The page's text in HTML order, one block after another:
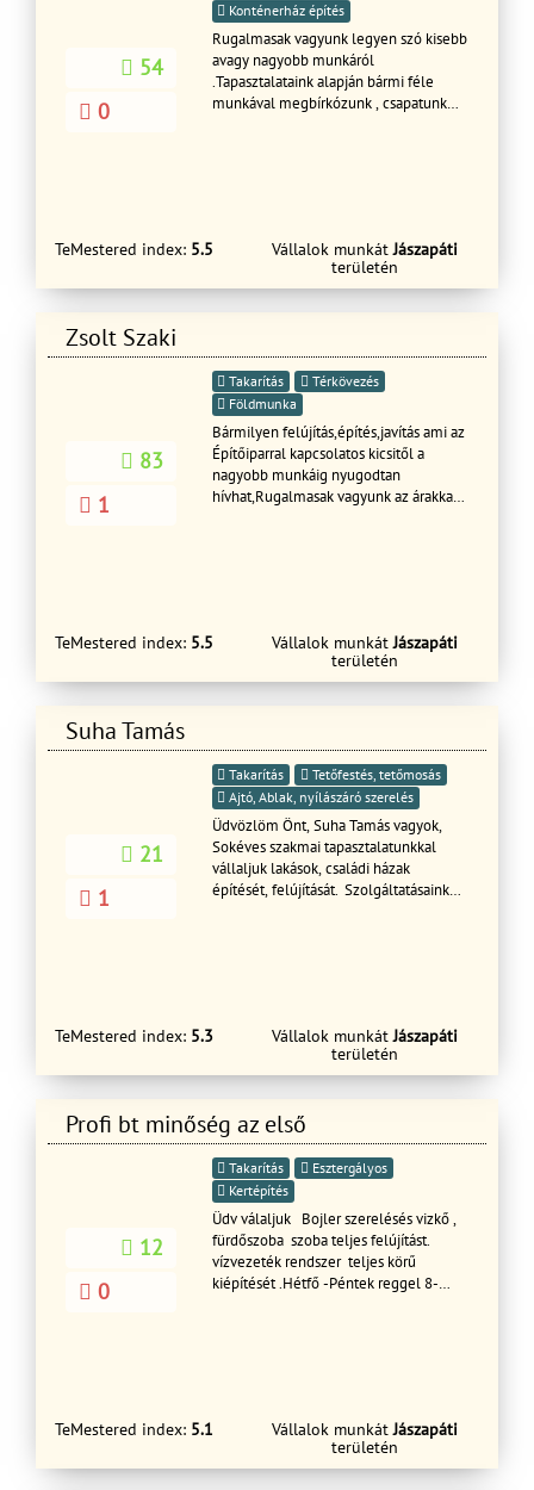
54
0
Konténerház építés
Rugalmasak vagyunk legyen szó kisebb
avagy nagyobb munkáról
.Tapasztalataink alapján bármi féle
munkával megbírkózunk , csapatunk
színezés, terasz épités
tárolók,melléképületek kerítés
homlokzati hőszigetelés, hideg-meleg
akár S.O.S ajtók-ablakok cseréje
TeMestered index: 5.5 Vállalok munkátJászapáti
területén
Zsolt Szaki
83
1
Takarítás
Térkövezés
Földmunka
Bármilyen felújítás,építés,javítás ami az
Építőiparral kapcsolatos kicsitől a
nagyobb munkáig nyugodtan
hívhat,Rugalmasak vagyunk az árakkal
TeMestered index: 5.5 Vállalok munkátJászapáti
területén
Suha Tamás
21
1
Takarítás
Tetőfestés, tetőmosás
Ajtó, Ablak, nyílászáró szerelés
Üdvözlöm Önt, Suha Tamás vagyok,
Sokéves szakmai tapasztalatunkkal
vállaljuk lakások, családi házak
építését, felújítását. Szolgáltatásaink
parkettázás, szigetelési munkák,
takarítás, térkövezés, valamint a
tetőfestés és -mosás. Biztos kézzel,
TeMestered index: 5.3 Vállalok munkátJászapáti
területén
Profi bt minőség az első
12
0
Takarítás
Esztergályos
Kertépítés
Üdv válaljuk Bojler szerelésés vizkő ,
fürdőszoba szoba teljes felújítást.
vízvezeték rendszer teljes körű
kiépítését .Hétfő -Péntek reggel 8-
TeMestered index: 5.1 Vállalok munkátJászapáti
területén